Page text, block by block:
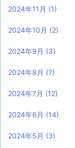
2024年11月 (1)
2024年10月 (2)
2024年9月 (3)
2024年8月 (7)
2024年7月 (12)
2024年6月 (14)
2024年5月 (3)